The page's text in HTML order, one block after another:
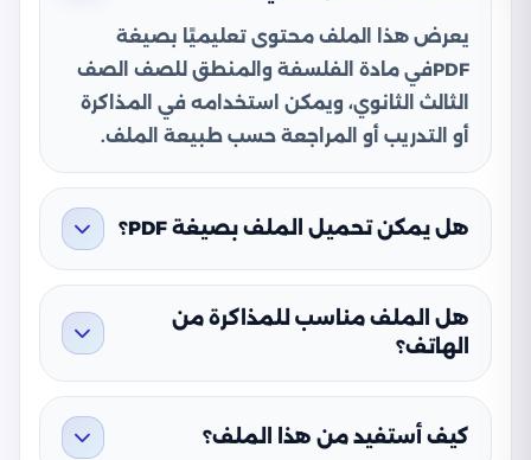
يعرض هذا الملف محتوى تعليميًا بصيغة
PDFفي مادة الفلسفة والمنطق للصف الصف
الثالث الثانوي، ويمكن استخدامه في المذاكرة
أو التدريب أو المراجعة حسب طبيعة الملف.
هل يمكن تحميل الملف بصيغة PDF؟
هل الملف مناسب للمذاكرة من
الهاتف؟
كيف أستفيد من هذا الملف؟